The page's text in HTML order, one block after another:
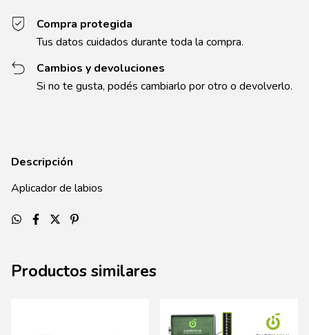
Compra protegida
Tus datos cuidados durante toda la compra.
Cambios y devoluciones
Si no te gusta, podés cambiarlo por otro o devolverlo.
Descripción
Aplicador de labios
Productos similares